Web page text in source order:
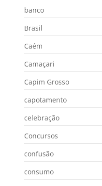
banco
Brasil
Caém
Camaçari
Capim Grosso
capotamento
celebração
Concursos
confusão
consumo